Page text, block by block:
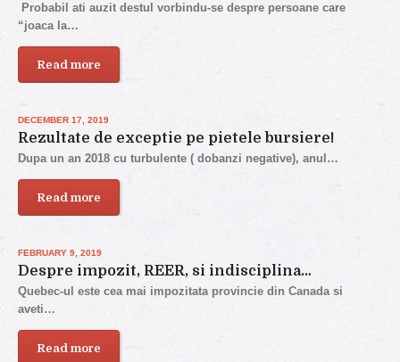
Probabil ati auzit destul vorbindu-se despre persoane care
“joaca la…
Read more
DECEMBER 17, 2019
Rezultate de exceptie pe pietele bursiere!
Dupa un an 2018 cu turbulente ( dobanzi negative), anul…
Read more
FEBRUARY 9, 2019
Despre impozit, REER, si indisciplina…
Quebec-ul este cea mai impozitata provincie din Canada si
aveti…
Read more